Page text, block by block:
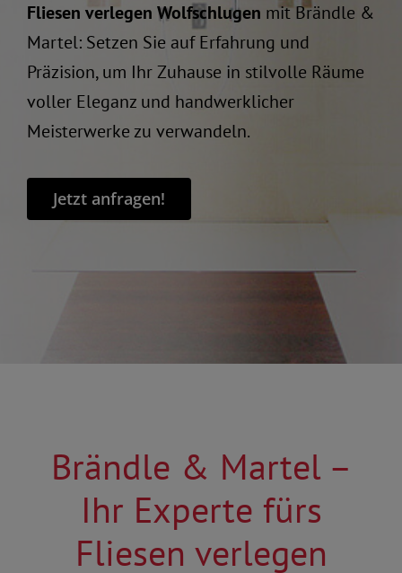
Fliesen verlegen Wolfschlugen mit Brändle &
Martel: Setzen Sie auf Erfahrung und
Präzision, um Ihr Zuhause in stilvolle Räume
voller Eleganz und handwerklicher
Meisterwerke zu verwandeln.
Jetzt anfragen!
Brändle & Martel –
Ihr Experte fürs
Fliesen verlegen